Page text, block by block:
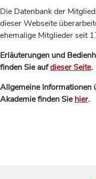
Die Datenbank der
dieser Webseite
ehemalige Mitglieder seit
Erläuterungen und
finden Sie aufdieser Seite.
Allgemeine Informationen
Akademie finden Siehier.